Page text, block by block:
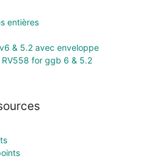
entières
& 5.2 avec enveloppe
for ggb 6 & 5.2